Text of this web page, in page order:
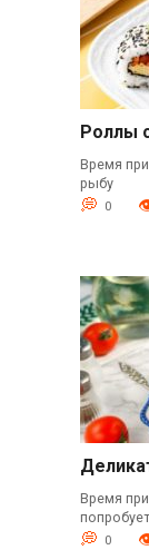
Роллы
Время
рыбу
0
Время
0